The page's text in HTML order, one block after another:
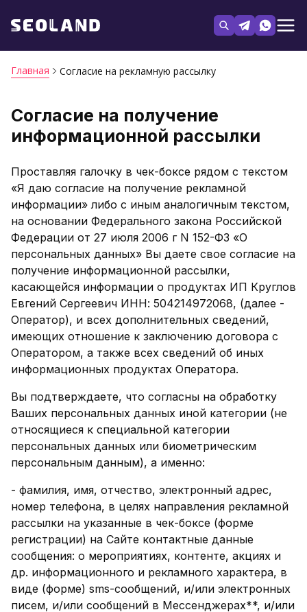
Главная Согласие на рекламную рассылку
Согласие на получение
информационной рассылки
Проставляя галочку в чек-боксе рядом с текстом
«Я даю согласие на получение рекламной
информации» либо с иным аналогичным текстом,
на основании Федерального закона Российской
Федерации от 27 июля 2006 г N 152-ФЗ «О
персональных данных» Вы даете свое согласие на
получение информационной рассылки,
касающейся информации о продуктах ИП Круглов
Евгений Сергеевич ИНН: 504214972068, (далее -
Оператор), и всех дополнительных сведений,
имеющих отношение к заключению договора с
Оператором, а также всех сведений об иных
информационных продуктах Оператора.
Вы подтверждаете, что согласны на обработку
Ваших персональных данных иной категории (не
относящиеся к специальной категории
персональных данных или биометрическим
персональным данным), а именно:
- фамилия, имя, отчество, электронный адрес,
номер телефона, в целях направления рекламной
рассылки на указанные в чек-боксе (форме
регистрации) на Сайте контактные данные
сообщения: о мероприятиях, контенте, акциях и
др. информационного и рекламного характера, в
виде (форме) sms-сообщений, и/или электронных
писем, и/или сообщений в Мессенджерах**, и/или